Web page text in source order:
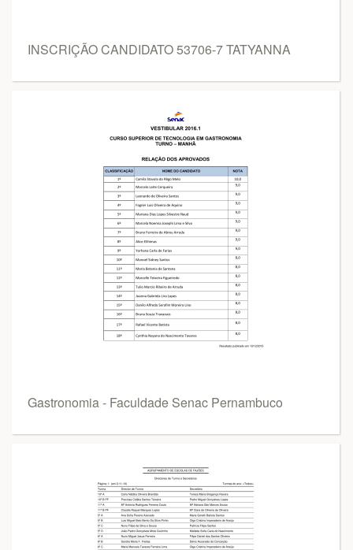
INSCRIÇÃO CANDIDATO 53706-7 TATYANNA
Gastronomia - Faculdade Senac Pernambuco